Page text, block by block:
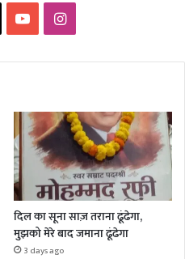
YouTubeInstagram
दिल का सूना साज़ तराना ढूंढेगा,
मुझको मेरे बाद जमाना ढूंढेगा
3 days ago